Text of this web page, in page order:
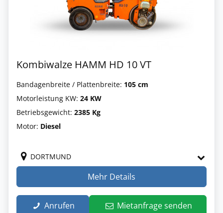
Kombiwalze HAMM HD 10 VT
Bandagenbreite / Plattenbreite: 105 cm
Motorleistung KW: 24 KW
Betriebsgewicht: 2385 Kg
Motor: Diesel
DORTMUND
Mehr Details
Anrufen Mietanfrage senden